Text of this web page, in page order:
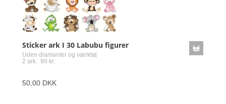
Sticker ark I 30 Labubu figurer
Uden diamanter og værktøj
2 ark. 90 kr.
50,00 DKK